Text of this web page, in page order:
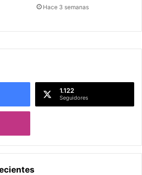
Hace 3 semanas
1.122
Seguidores